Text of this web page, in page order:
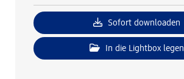
Sofort downloaden
In die Lightbox legen